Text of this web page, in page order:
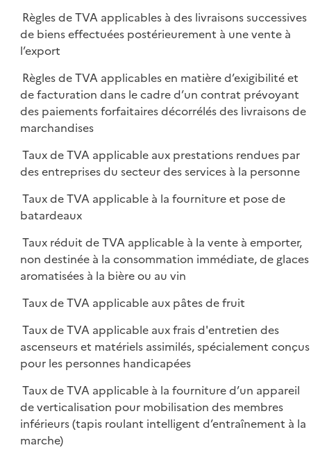
Règles de TVA applicables à des livraisons successives
de biens effectuées postérieurement à une vente à
l’export
Règles de TVA applicables en matière d’exigibilité et
de facturation dans le cadre d’un contrat prévoyant
des paiements forfaitaires décorrélés des livraisons de
marchandises
Taux de TVA applicable aux prestations rendues par
des entreprises du secteur des services à la personne
Taux de TVA applicable à la fourniture et pose de
batardeaux
Taux réduit de TVA applicable à la vente à emporter,
non destinée à la consommation immédiate, de glaces
aromatisées à la bière ou au vin
Taux de TVA applicable aux pâtes de fruit
Taux de TVA applicable aux frais d'entretien des
ascenseurs et matériels assimilés, spécialement conçus
pour les personnes handicapées
Taux de TVA applicable à la fourniture d’un appareil
de verticalisation pour mobilisation des membres
inférieurs (tapis roulant intelligent d’entraînement à la
marche)